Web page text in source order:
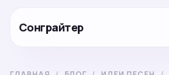
Сонграйтер